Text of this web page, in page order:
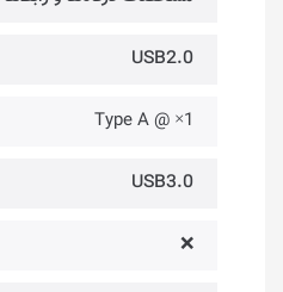
USB2.0
1× @ Type A
USB3.0
❌